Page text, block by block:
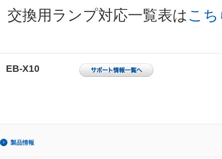
交換用ランプ対応一覧表は こ
EB-X10
製品情報